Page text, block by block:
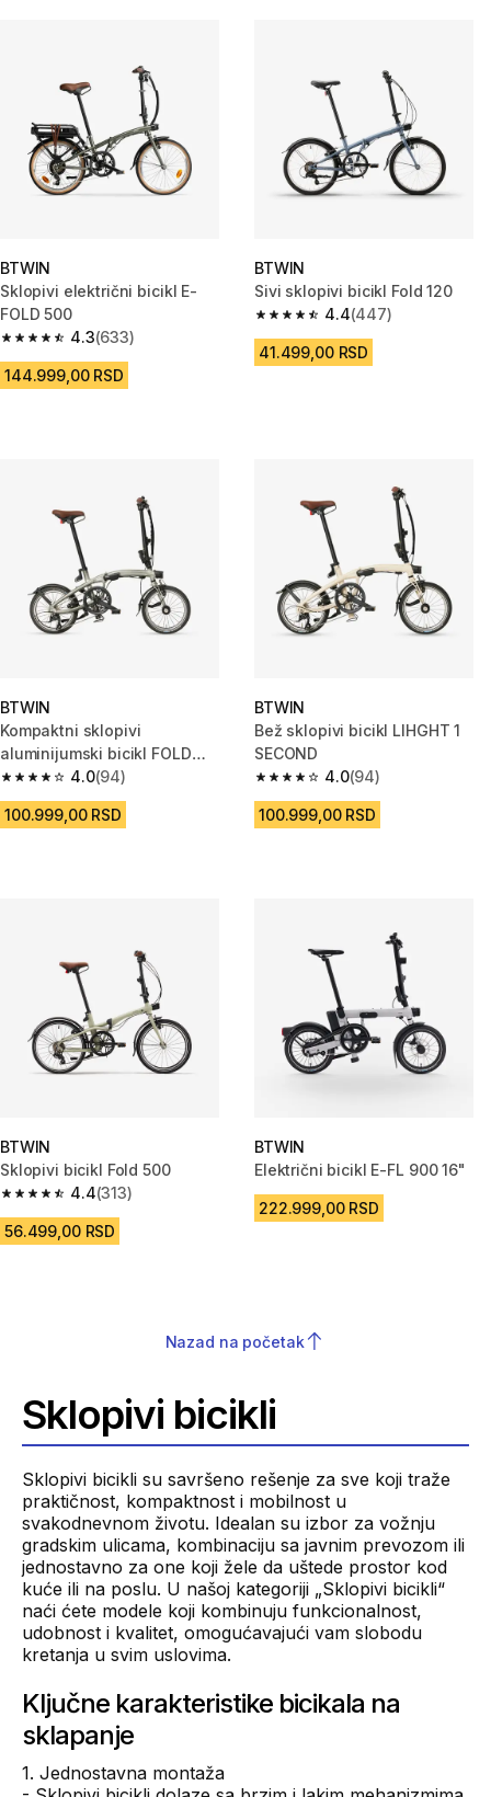
BTWIN
Sklopivi električni bicikl E-
FOLD 500
4.3
4.3 od 5 zvezdica from 633 Recenzije
(633)
144.999,00 RSD
BTWIN
Sivi sklopivi bicikl Fold 120
4.4
4.4 od 5 zvezdica from 447
(447)
41.499,00 RSD
BTWIN
Kompaktni sklopivi
aluminijumski bicikl FOLD
LIGHT 1 SECOND
4.0
4.0 od 5 zvezdica from 94 Recenzije
(94)
100.999,00 RSD
BTWIN
Bež sklopivi bicikl LIHGHT 1
SECOND
4.0
4.0 od 5 zvezdica from 94
(94)
100.999,00 RSD
BTWIN
Sklopivi bicikl Fold 500
4.4
4.4 od 5 zvezdica from 313 Recenzije
(313)
56.499,00 RSD
BTWIN
Električni bicikl E-FL 900 16"
222.999,00 RSD
Nazad na početak
Sklopivi bicikli
Sklopivi bicikli su savršeno rešenje za sve koji traže
praktičnost, kompaktnost i mobilnost u
svakodnevnom životu. Idealan su izbor za vožnju
gradskim ulicama, kombinaciju sa javnim prevozom ili
jednostavno za one koji žele da uštede prostor kod
kuće ili na poslu. U našoj kategoriji „Sklopivi bicikli“
naći ćete modele koji kombinuju funkcionalnost,
udobnost i kvalitet, omogućavajući vam slobodu
kretanja u svim uslovima.
Ključne karakteristike bicikala na
sklapanje
1. Jednostavna montaža